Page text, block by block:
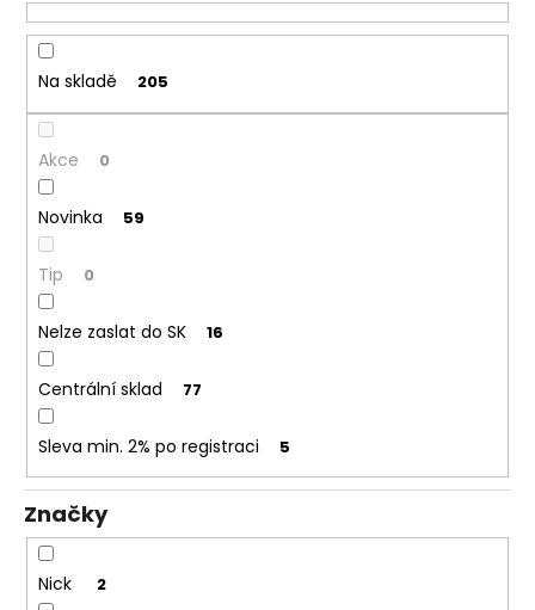
u
k
ů
Na skladě 205
Akce 0
Novinka 59
Tip 0
Nelze zaslat do SK 16
Centrální sklad 77
Sleva min. 2% po registraci 5
Značky
Nick 2
DEKANG
USA
MIX
10ML
11MG
169
Kč
Původně:
195
Kč